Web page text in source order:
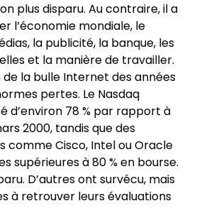
plus disparu. Au contraire, il a
l’économie mondiale, le
la publicité, la banque, les
et la manière de travailler.
la bulle Internet des années
pertes. Le Nasdaq
d’environ 78 % par rapport à
2000, tandis que des
comme Cisco, Intel ou Oracle
supérieures à 80 % en bourse.
D’autres ont survécu, mais
à retrouver leurs évaluations